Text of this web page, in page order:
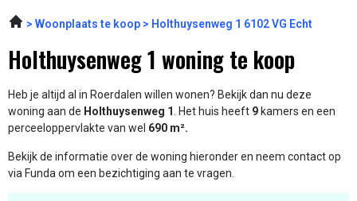
Woonplaats te koop Holthuysenweg 1 6102 VG Echt
Holthuysenweg 1 woning te koop
Heb je altijd al in Roerdalen willen wonen? Bekijk dan nu deze
woning aan de Holthuysenweg 1. Het huis heeft 9 kamers en een
perceeloppervlakte van wel 690 m².
Bekijk de informatie over de woning hieronder en neem contact op
via Funda om een bezichtiging aan te vragen.